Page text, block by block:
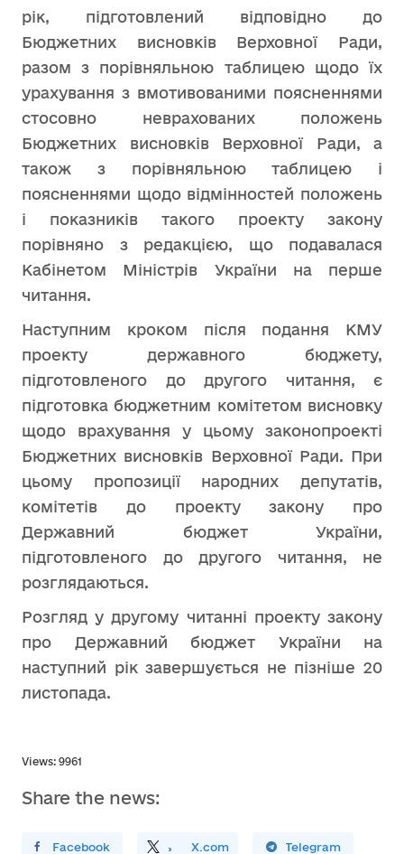
рік, підготовлений відповідно до
Бюджетних висновків Верховної Ради,
разом з порівняльною таблицею щодо їх
урахування з вмотивованими поясненнями
стосовно неврахованих положень
Бюджетних висновків Верховної Ради, а
також з порівняльною таблицею і
поясненнями щодо відмінностей положень
і показників такого проекту закону
порівняно з редакцією, що подавалася
Кабінетом Міністрів України на перше
читання.
Наступним кроком після подання КМУ
проекту державного бюджету,
підготовленого до другого читання, є
підготовка бюджетним комітетом висновку
щодо врахування у цьому законопроекті
Бюджетних висновків Верховної Ради. При
цьому пропозиції народних депутатів,
комітетів до проекту закону про
Державний бюджет України,
підготовленого до другого читання, не
розглядаються.
Розгляд у другому читанні проекту закону
про Державний бюджет України на
наступний рік завершується не пізніше 20
листопада.
Views: 9961
Share the news:
У FacebookПоділитись X.com
Поширити У Telegram